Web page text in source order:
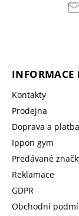
INFORMACE
Kontakty
Prodejna
Doprava a platba
Ippon gym
Predávané
Reklamace
GDPR
Obchodní